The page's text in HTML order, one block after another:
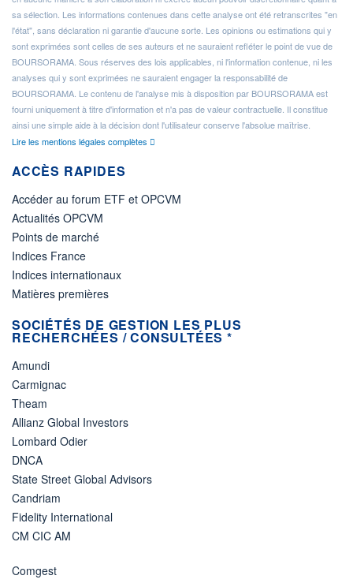
sa sélection. Les informations contenues dans cette analyse ont été retranscrites "en
l'état", sans déclaration ni garantie d'aucune sorte. Les opinions ou estimations qui y
sont exprimées sont celles de ses auteurs et ne sauraient refléter le point de vue de
BOURSORAMA. Sous réserves des lois applicables, ni l'information contenue, ni les
analyses qui y sont exprimées ne sauraient engager la responsabilité de
BOURSORAMA. Le contenu de l'analyse mis à disposition par BOURSORAMA est
fourni uniquement à titre d'information et n'a pas de valeur contractuelle. Il constitue
ainsi une simple aide à la décision dont l'utilisateur conserve l'absolue maîtrise.
Lire les mentions légales complètes
ACCÈS RAPIDES
Accéder au forum ETF et OPCVM
Actualités OPCVM
Points de marché
Indices France
Indices internationaux
Matières premières
SOCIÉTÉS DE GESTION LES PLUS
RECHERCHÉES / CONSULTÉES *
Amundi
Carmignac
Theam
Allianz Global Investors
Lombard Odier
DNCA
State Street Global Advisors
Candriam
Fidelity International
CM CIC AM
Comgest